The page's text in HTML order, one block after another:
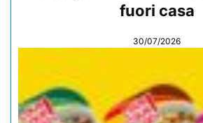
fuori casa
30/07/2026